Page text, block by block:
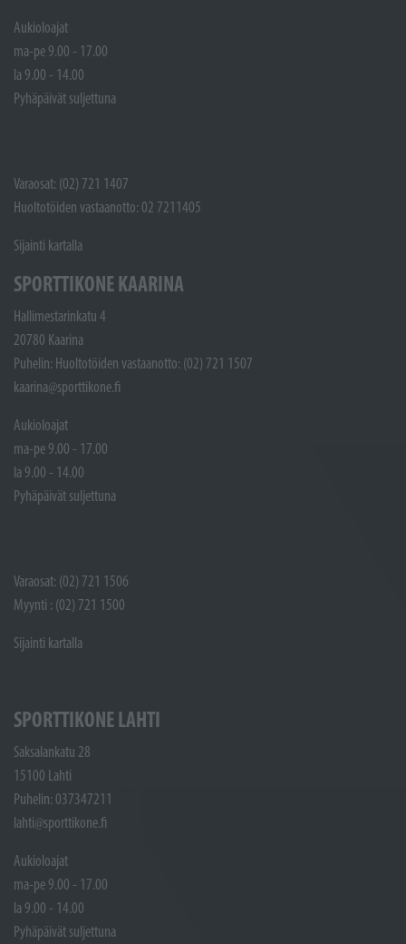
Aukioloajat
ma-pe 9.00 - 17.00
la 9.00 - 14.00
Pyhäpäivät suljettuna
Varaosat: (02) 721 1407
Huoltotöiden vastaanotto: 02 7211405
Sijainti kartalla
SPORTTIKONE KAARINA
Hallimestarinkatu 4
20780 Kaarina
Puhelin: Huoltotöiden vastaanotto: (02) 721 1507
kaarina@sporttikone.fi
Aukioloajat
ma-pe 9.00 - 17.00
la 9.00 - 14.00
Pyhäpäivät suljettuna
Varaosat: (02) 721 1506
Myynti : (02) 721 1500
Sijainti kartalla
SPORTTIKONE LAHTI
Saksalankatu 28
15100 Lahti
Puhelin: 037347211
lahti@sporttikone.fi
Aukioloajat
ma-pe 9.00 - 17.00
la 9.00 - 14.00
Pyhäpäivät suljettuna